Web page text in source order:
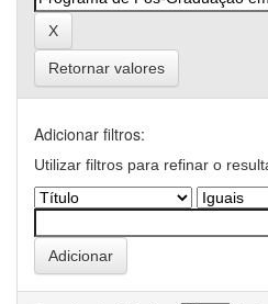
Retornar valores
Adicionar filtros:
Utilizar filtros para refinar o